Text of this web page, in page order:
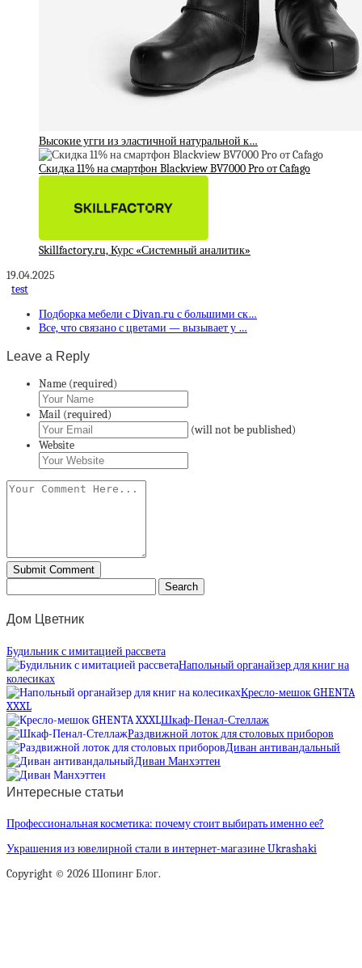
Высокие угги из эластичной натуральной к…
Скидка 11% на смартфон Blackview BV7000 Pro от Cafago
Skillfactory.ru, Курс «Системный аналитик»
19.04.2025
test
Подборка мебели с Divan.ru с большими ск…
Все, что связано с цветами — вызывает у …
Leave a Reply
Name (required)
Mail (required)
(will not be published)
Website
Дом Цветник
Будильник с имитацией рассвета
Напольный органайзер для книг на
колесиках
Кресло-мешок GHENTA
XXXL
Шкаф-Пенал-Стеллаж
Раздвижной лоток для столовых приборов
Диван антивандальный
Диван Манхэттен
Интересные статьи
Профессиональная косметика: почему стоит выбирать именно ее?
Украшения из ювелирной стали в интернет-магазине Ukrashaki
Copyright © 2026 Шопинг Блог.